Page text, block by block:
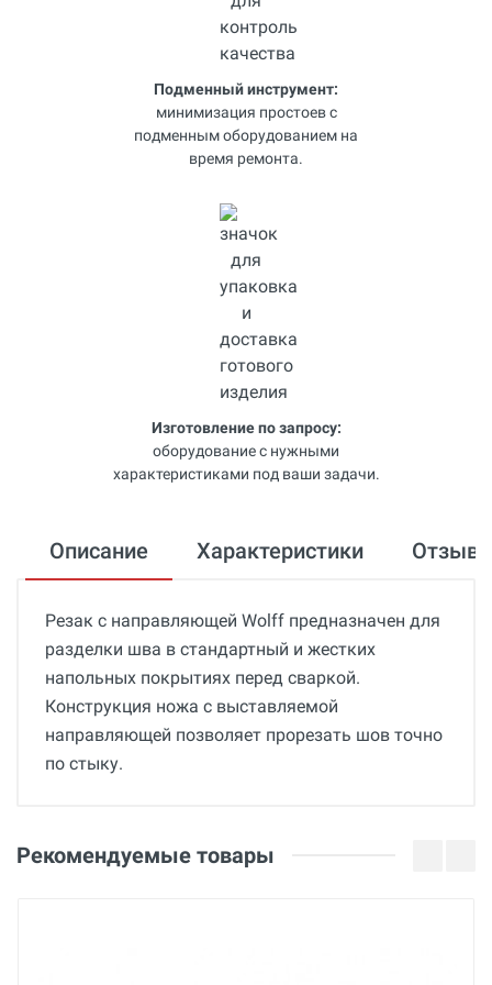
Подменный инструмент:
минимизация простоев с
подменным оборудованием на
время ремонта.
Изготовление по запросу:
оборудование с нужными
характеристиками под ваши задачи.
Описание Характеристики
Резак с направляющей Wolff предназначен для
разделки шва в стандартный и жестких
напольных покрытиях перед сваркой.
Конструкция ножа с выставляемой
направляющей позволяет прорезать шов точно
по стыку.
12 месяцев
Оценка
Рекомендуемые товары